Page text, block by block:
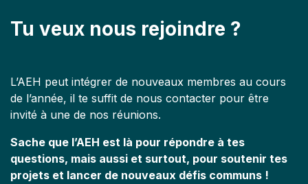
Tu veux nous rejoindre ?
L’AEH peut intégrer de nouveaux membres au cours
de l’année, il te suffit de nous contacter pour être
invité à une de nos réunions.
Sache que l’AEH est là pour répondre à tes
questions, mais aussi et surtout, pour soutenir tes
projets et lancer de nouveaux défis communs !